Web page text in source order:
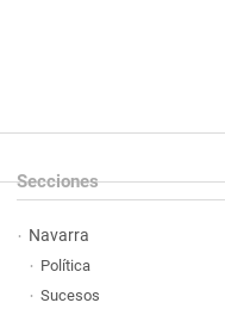
Secciones
Navarra
Política
Sucesos